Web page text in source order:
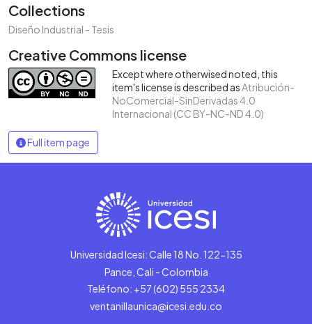
Collections
Diseño Industrial - Tesis
Creative Commons license
Except where otherwised noted, this
item's license is described asAtribución-
NoComercial-SinDerivadas 4.0
Internacional (CC BY-NC-ND 4.0)
Full item page
Universidad Icesi: Calle 18 No. 122-135
Pance, Cali - Colombia
Teléfono: +57 (602) 555 2334
ventanillaunica@icesi.edu.co